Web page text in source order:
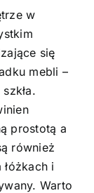
w
się
mebli –
prostotą a
również
łóżkach i
Warto